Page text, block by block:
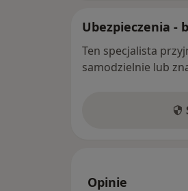
Ubezpieczenia -
Ten specjalista
samodzielnie lub
Opinie